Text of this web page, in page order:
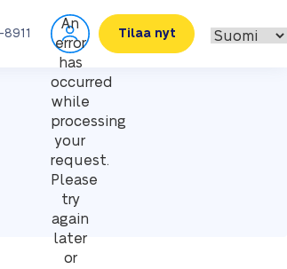
An
error
has
occurred
while
processing
your
request.
Please
try
again
later
or
Tilaa nyt